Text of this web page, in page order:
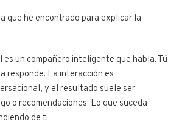
que he encontrado para explicar la
es un compañero inteligente que habla. Tú
responde. La interacción es
y el resultado suele ser
o recomendaciones. Lo que suceda
de ti.